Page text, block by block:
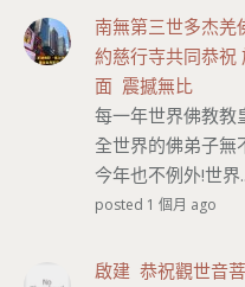
南無第三世多杰
約慈行寺共同恭祝
面 震撼無比
每一年世界佛教教
全世界的佛弟子無
今年也不例外!世界
posted 1 個月 ago
啟建 恭祝觀世音